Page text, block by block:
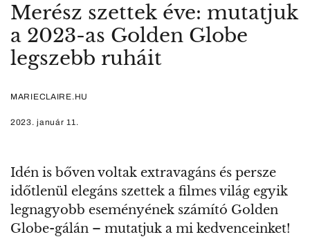
Merész szettek éve: mutatjuk
a 2023-as Golden Globe
legszebb ruháit
MARIECLAIRE.HU
2023. január 11.
Idén is bőven voltak extravagáns és persze
időtlenül elegáns szettek a filmes világ egyik
legnagyobb eseményének számító Golden
Globe-gálán – mutatjuk a mi kedvenceinket!